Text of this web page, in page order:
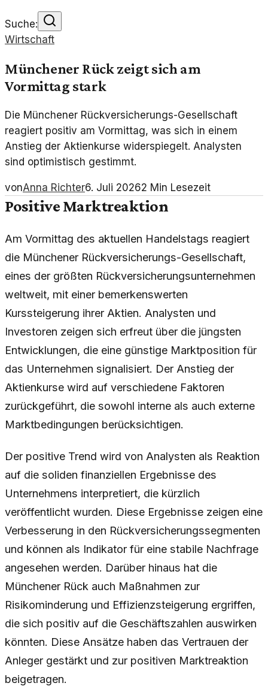
Suche:
Wirtschaft
Münchener Rück zeigt sich am
Vormittag stark
Die Münchener Rückversicherungs-Gesellschaft
reagiert positiv am Vormittag, was sich in einem
Anstieg der Aktienkurse widerspiegelt. Analysten
sind optimistisch gestimmt.
vonAnna Richter6. Juli 20262 Min Lesezeit
Positive Marktreaktion
Am Vormittag des aktuellen Handelstags reagiert
die Münchener Rückversicherungs-Gesellschaft,
eines der größten Rückversicherungsunternehmen
weltweit, mit einer bemerkenswerten
Kurssteigerung ihrer Aktien. Analysten und
Investoren zeigen sich erfreut über die jüngsten
Entwicklungen, die eine günstige Marktposition für
das Unternehmen signalisiert. Der Anstieg der
Aktienkurse wird auf verschiedene Faktoren
zurückgeführt, die sowohl interne als auch externe
Marktbedingungen berücksichtigen.
Der positive Trend wird von Analysten als Reaktion
auf die soliden finanziellen Ergebnisse des
Unternehmens interpretiert, die kürzlich
veröffentlicht wurden. Diese Ergebnisse zeigen eine
Verbesserung in den Rückversicherungssegmenten
und können als Indikator für eine stabile Nachfrage
angesehen werden. Darüber hinaus hat die
Münchener Rück auch Maßnahmen zur
Risikominderung und Effizienzsteigerung ergriffen,
die sich positiv auf die Geschäftszahlen auswirken
könnten. Diese Ansätze haben das Vertrauen der
Anleger gestärkt und zur positiven Marktreaktion
beigetragen.